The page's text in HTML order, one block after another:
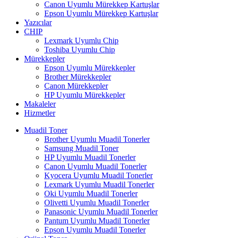
Canon Uyumlu Mürekkep Kartuşlar
Epson Uyumlu Mürekkep Kartuşlar
Yazıcılar
CHIP
Lexmark Uyumlu Chip
Toshiba Uyumlu Chip
Mürekkepler
Epson Uyumlu Mürekkepler
Brother Mürekkepler
Canon Mürekkepler
HP Uyumlu Mürekkepler
Makaleler
Hizmetler
Muadil Toner
Brother Uyumlu Muadil Tonerler
Samsung Muadil Toner
HP Uyumlu Muadil Tonerler
Canon Uyumlu Muadil Tonerler
Kyocera Uyumlu Muadil Tonerler
Lexmark Uyumlu Muadil Tonerler
Oki Uyumlu Muadil Tonerler
Olivetti Uyumlu Muadil Tonerler
Panasonic Uyumlu Muadil Tonerler
Pantum Uyumlu Muadil Tonerler
Epson Uyumlu Muadil Tonerler